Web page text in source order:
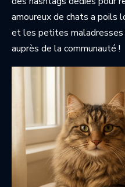
amoureux de chats a poils
et les petites
auprès de la communauté !